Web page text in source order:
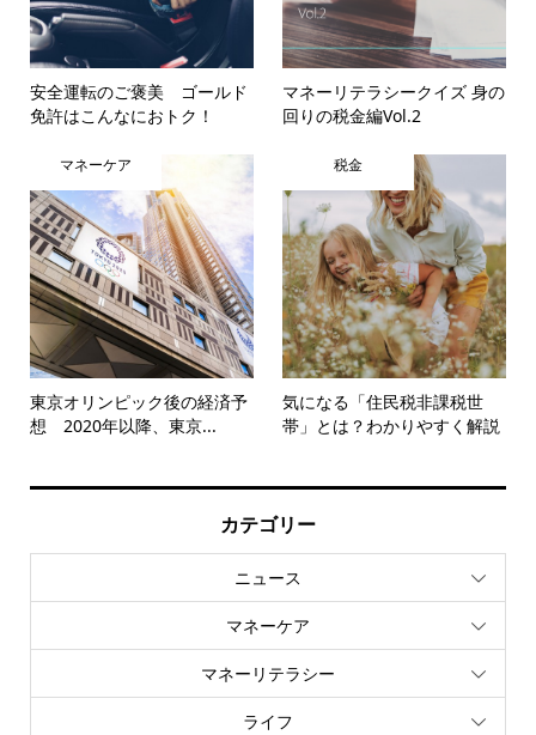
安全運転のご褒美 ゴールド
免許はこんなにおトク！
マネーリテラシークイズ 身の
回りの税金編Vol.2
マネーケア
東京オリンピック後の経済予
想 2020年以降、東京...
税金
気になる「住民税非課税世
帯」とは？わかりやすく解説
カテゴリー
ニュース
マネーケア
マネーリテラシー
ライフ